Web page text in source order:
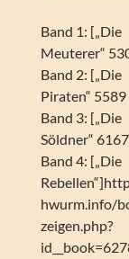
Band 1: [„Die
Meuterer“
Band 2: [„Die
Piraten“ 5589
Band 3: [„Die
Söldner“ 6167
Band 4: [„Die
hwurm.info/
zeigen.php?